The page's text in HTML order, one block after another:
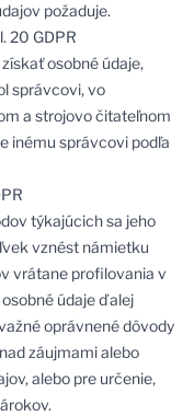
požaduje.
20 GDPR
osobné údaje,
správcovi, vo
a strojovo čitateľnom
inému správcovi podľa
týkajúcich sa jeho
vznést námietku
vrátane profilovania v
údaje ďalej
oprávnené dôvody
záujmami alebo
alebo pre určenie,